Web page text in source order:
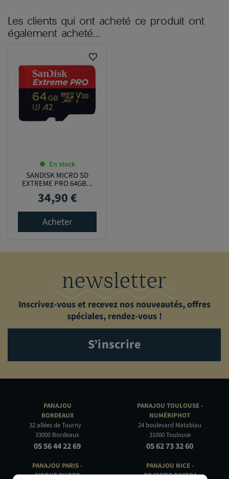
Les clients qui ont acheté ce produit ont
également acheté...
favorite_border
En stock
SANDISK MICRO SD
EXTREME PRO 64GB...
Prix
34,90 €
Acheter
newsletter
Inscrivez-vous et recevez nos nouveautés, offres
spéciales, rendez-vous !
S’inscrire
PANAJOU
BORDEAUX
32 allées de Tourny
33000 Bordeaux
05 56 44 22 69
PANAJOU PARIS -
CIRQUE PHOTO
PANAJOU TOULOUSE -
NUMÉRIPHOT
24 boulevard Matabiau
31000 Toulouse
05 62 73 32 60
PANAJOU NICE -
OBJECTIF RIVIERA